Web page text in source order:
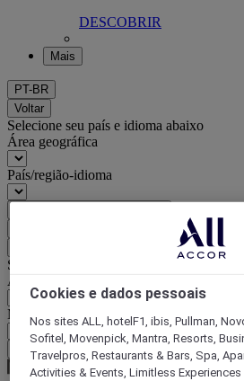
DESCOBRIR
Mais
PT-BR
Voltar
Selecione seu país e idioma abaixo
Área geográfica
País/região-idioma
Selecione sua moeda abaixo
Área geográfica
Moeda
Confirmar minha moeda
Cookies e dados pessoais
Nos sites ALL, hotelF1, ibis, Pullman,
Sofitel, Movenpick, Mantra, Resorts,
Travelpros, Restaurants & Bars, Spa,
Activities & Events, Limitless